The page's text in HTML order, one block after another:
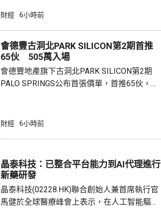
800家。 免去向Yum! Brands支付3%的特許經
除增值稅後的餐廳利潤率和經營利潤率提升
2.8%。在計入交易相關成本、利息...
財經 6小時前
會德豐古洞北PARK SILICON第2期首推
65伙 505萬入場
會德豐地產旗下古洞北PARK SILICON第2期
PALO SPRINGS公布首張價單，首推65伙，扣
實均呎17671元。項目明日開放示範單位予公
財經 6小時前
晶泰科技：已整合平台能力到AI代理進行
新藥研發
晶泰科技(02228.HK)聯合創始人兼首席執行官
馬健於全球醫療峰會上表示，在人工智能驅動